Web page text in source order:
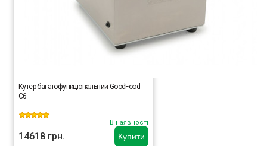
Купити
Кутер багатофункціональний GoodFood
С6
В наявності
14618 грн.